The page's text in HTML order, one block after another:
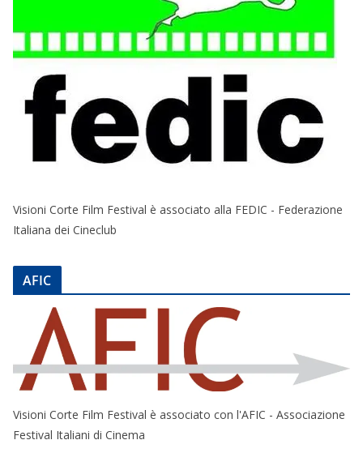
Visioni Corte Film Festival è associato alla FEDIC - Federazione
Italiana dei Cineclub
AFIC
Visioni Corte Film Festival è associato con l'AFIC - Associazione
Festival Italiani di Cinema